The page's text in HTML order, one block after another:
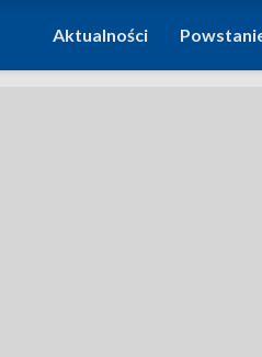
Aktualności